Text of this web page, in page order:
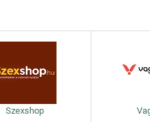
Szexshop